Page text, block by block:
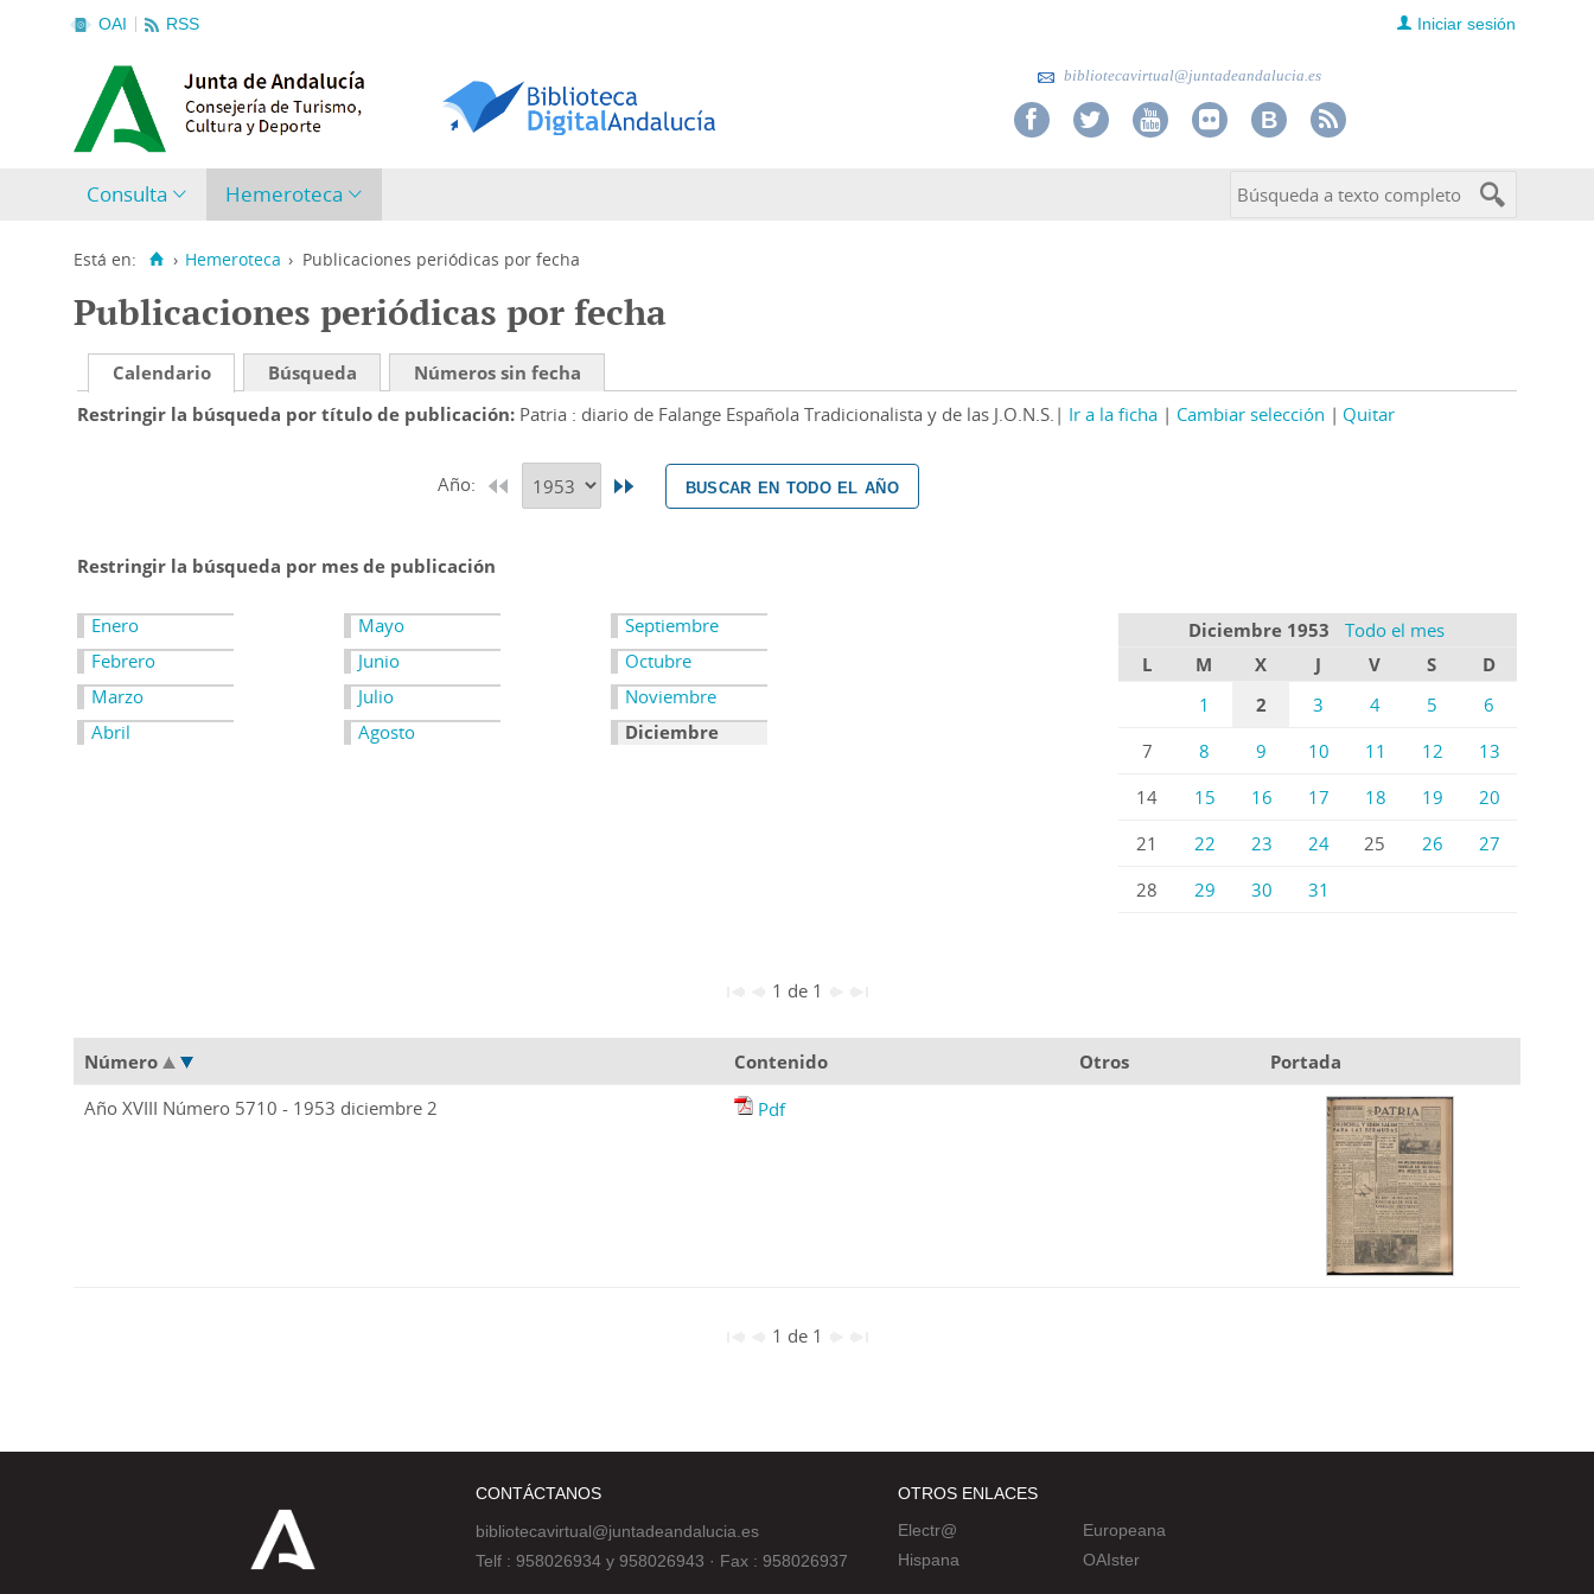
OAI RSS Iniciar sesión
bibliotecavirtual@juntadeandalucia.es
Consulta Hemeroteca
Está en: › Hemeroteca › Publicaciones periódicas por fecha
Publicaciones periódicas por fecha
Calendario Búsqueda
Números sin fecha
Restringir la búsqueda por título de publicación Patria : diario de Falange Española Tradicionalista y de las J.O.N.S. Ir a la ficha Cambiar selección Quitar
Año: buscar en todo el año
Restringir la búsqueda por mes de publicación
Enero
Febrero
Marzo
Abril
Mayo
Junio
Julio
Agosto
Septiembre
Octubre
Noviembre
Diciembre
Diciembre 1953
Todo el mes
L
M X J V S
D
1
2 3 4 5
6
7
8 9 10 11 12
13
14
15 16 17 18 19
20
21
22 23 24 25 26
27
28
29 30 31
1 de 1
Número Contenido Otros
Portada
Año XVIII Número 5710 - 1953 diciembre 2
Pdf
1 de 1
CONTÁCTANOS
bibliotecavirtual@juntadeandalucia.es
Telf : 958026934 y 958026943 · Fax : 958026937
OTROS ENLACES
Electr@
Hispana
Europeana
OAIster